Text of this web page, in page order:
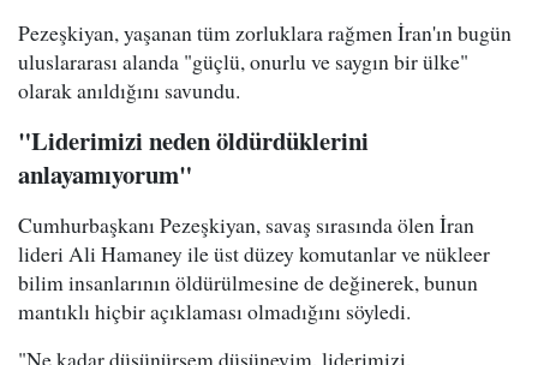
Pezeşkiyan, yaşanan tüm zorluklara rağmen İran'ın bugün
uluslararası alanda "güçlü, onurlu ve saygın bir ülke"
olarak anıldığını savundu.
"Liderimizi neden öldürdüklerini
anlayamıyorum"
Cumhurbaşkanı Pezeşkiyan, savaş sırasında ölen İran
lideri Ali Hamaney ile üst düzey komutanlar ve nükleer
bilim insanlarının öldürülmesine de değinerek, bunun
mantıklı hiçbir açıklaması olmadığını söyledi.
"Ne kadar düşünürsem düşüneyim, liderimizi,